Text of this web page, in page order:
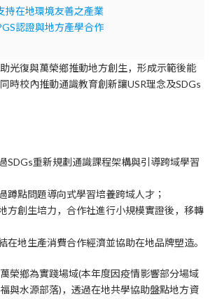
持在地環境友善之產業
認證與地方產學合作
光復與萬榮鄉推動地方創生，形成示範後能
時校內推動通識教育創新讓USR理念及SDGs
SDGs重新規劃通識課程架構與引導跨域學習
蹲點問題導向式學習培養跨域人才；
方創生培力，合作社進行小規模實證後，移轉
在地生產消費合作經濟並協助在地品牌塑造。
榮鄉為實踐場域(本年度因疫情影響部分場域
與水源部落)，透過在地共學協助盤點地方資